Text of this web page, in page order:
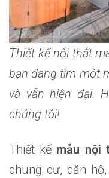
Thiết kế nội thất
bạn đang tìm một
và vẫn hiện đại.
chúng tôi!
Thiết kế mẫu nội
chung cư, căn